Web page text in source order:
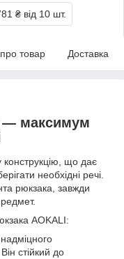
₴ від 10 шт.
про товар Доставка
— максимум
що дає
необхідні речі.
рюкзака, завжди
AOKALI:
стійкий до